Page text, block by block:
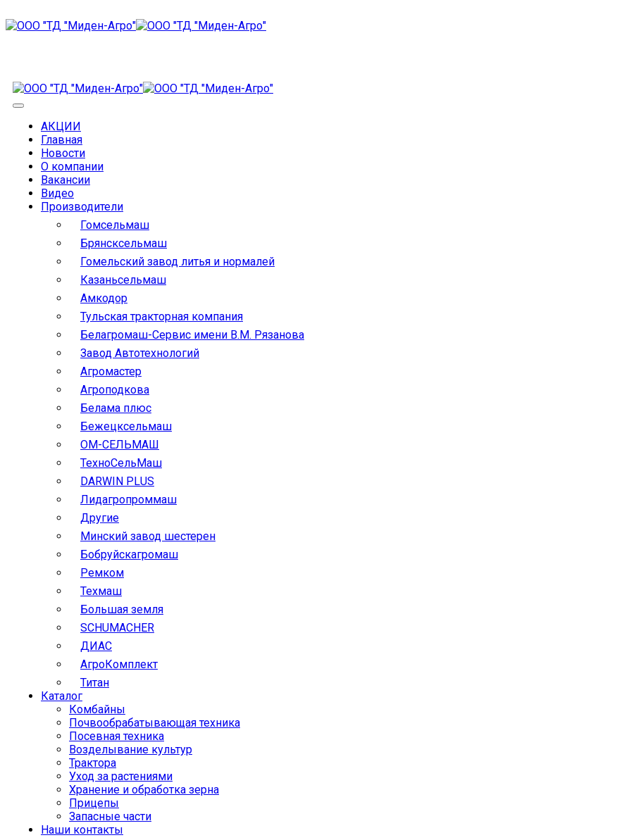
АКЦИИ
Главная
Новости
О компании
Вакансии
Видео
Производители
Гомсельмаш
Брянсксельмаш
Гомельский завод литья и нормалей
Казаньсельмаш
Амкодор
Тульская тракторная компания
Белагромаш-Сервис имени В.М. Рязанова
Завод Автотехнологий
Агромастер
Агроподкова
Белама плюс
Бежецксельмаш
ОМ-СЕЛЬМАШ
ТехноСельМаш
DARWIN PLUS
Лидагропроммаш
Другие
Минский завод шестерен
Бобруйскагромаш
Ремком
Техмаш
Большая земля
SCHUMACHER
ДИАС
АгроКомплект
Титан
Каталог
Комбайны
Почвообрабатывающая техника
Посевная техника
Возделывание культур
Трактора
Уход за растениями
Хранение и обработка зерна
Прицепы
Запасные части
Наши контакты